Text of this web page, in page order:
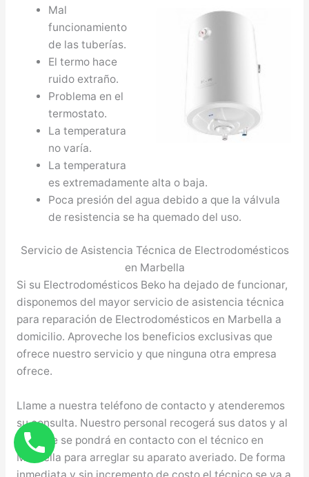
Mal
funcionamiento
de las tuberías.
El termo hace
ruido extraño.
Problema en el
termostato.
La temperatura
no varía.
La temperatura
es extremadamente alta o baja.
Poca presión del agua debido a que la válvula
de resistencia se ha quemado del uso.
Servicio de Asistencia Técnica de Electrodomésticos
en Marbella
Si su Electrodomésticos Beko ha dejado de funcionar,
disponemos del mayor servicio de asistencia técnica
para reparación de Electrodomésticos en Marbella a
domicilio. Aproveche los beneficios exclusivas que
ofrece nuestro servicio y que ninguna otra empresa
ofrece.
Llame a nuestra teléfono de contacto y atenderemos
su consulta. Nuestro personal recogerá sus datos y al
instante se pondrá en contacto con el técnico en
Marbella para arreglar su aparato averiado. De forma